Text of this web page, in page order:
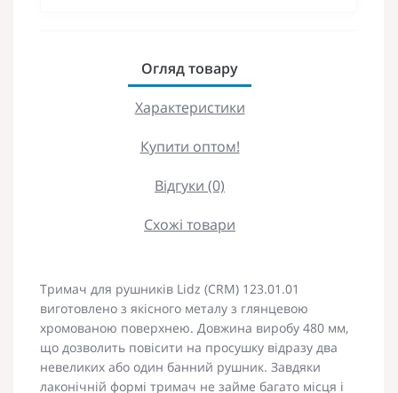
Огляд товару
Характеристики
Купити оптом!
Відгуки (0)
Схожі товари
Тримач для рушників Lidz (CRM) 123.01.01
виготовлено з якісного металу з глянцевою
хромованою поверхнею. Довжина виробу 480 мм,
що дозволить повісити на просушку відразу два
невеликих або один банний рушник. Завдяки
лаконічній формі тримач не займе багато місця і